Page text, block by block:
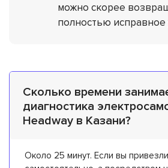
можно скорее
полностью исправное
Сколько времени
диагностика
Headway в Казани?
Около 25 минут. Если вы